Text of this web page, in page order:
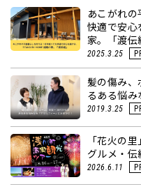
あこがれ
快適で安心
家。「渡伝
2025.3.25
髪の傷み
るある悩み
2019.3.25
「花火の
グルメ・
2026.6.11